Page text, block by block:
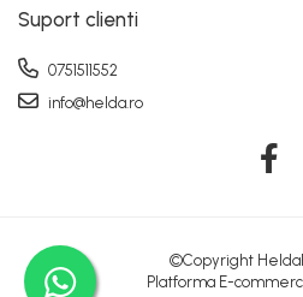
Suport clienti
0751511552
info@helda.ro
©Copyright
Platforma E-